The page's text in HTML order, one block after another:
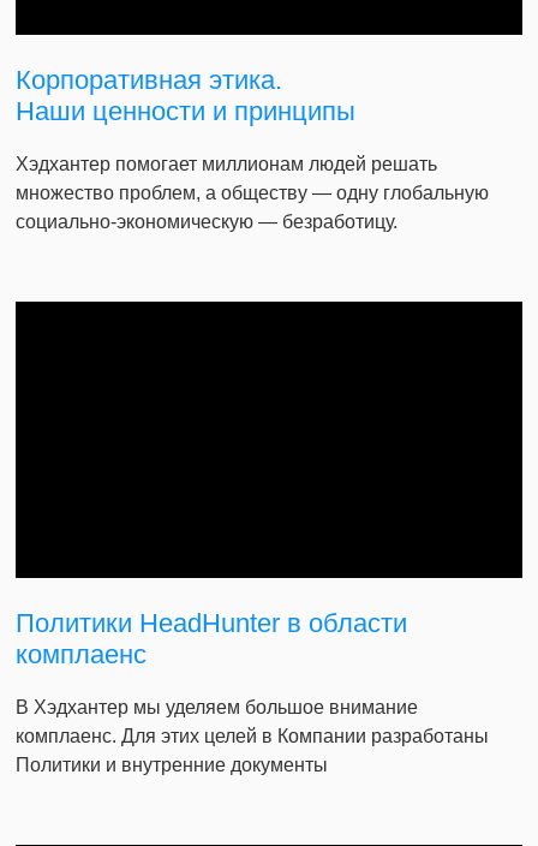
Корпоративная этика.
Наши ценности и принципы
Хэдхантер помогает миллионам людей решать
множество проблем, а обществу — одну глобальную
социально-экономическую — безработицу.
Политики HeadHunter в области
комплаенс
В Хэдхантер мы уделяем большое внимание
комплаенс. Для этих целей в Компании разработаны
Политики и внутренние документы